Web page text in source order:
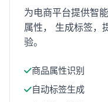
为电商平台提供智
属性， 生成标签，
验。
商品属性识别
自动标签生成